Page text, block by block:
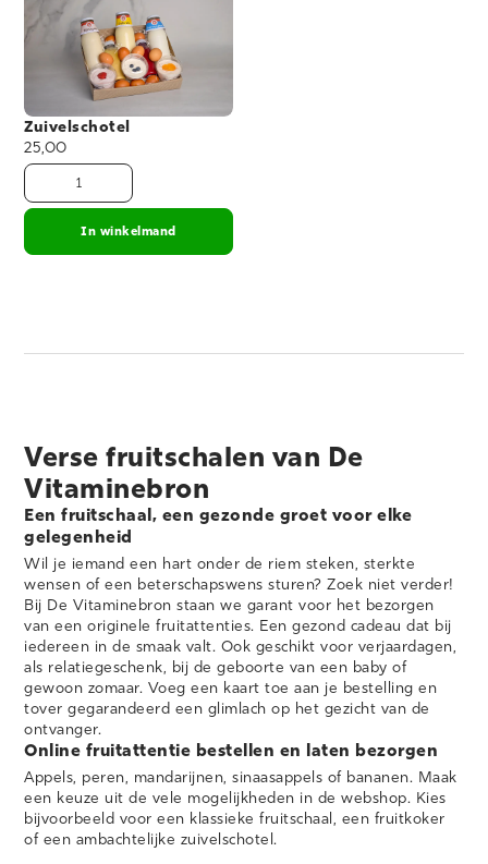
Zuivelschotel
25,00
In winkelmand
Verse fruitschalen van De
Vitaminebron
Een fruitschaal, een gezonde groet voor elke
gelegenheid
Wil je iemand een hart onder de riem steken, sterkte
wensen of een beterschapswens sturen? Zoek niet verder!
Bij De Vitaminebron staan we garant voor het bezorgen
van een originele fruitattenties. Een gezond cadeau dat bij
iedereen in de smaak valt. Ook geschikt voor verjaardagen,
als relatiegeschenk, bij de geboorte van een baby of
gewoon zomaar. Voeg een kaart toe aan je bestelling en
tover gegarandeerd een glimlach op het gezicht van de
ontvanger.
Online fruitattentie bestellen en laten bezorgen
Appels, peren, mandarijnen, sinaasappels of bananen. Maak
een keuze uit de vele mogelijkheden in de webshop. Kies
bijvoorbeeld voor een klassieke fruitschaal, een fruitkoker
of een ambachtelijke zuivelschotel.